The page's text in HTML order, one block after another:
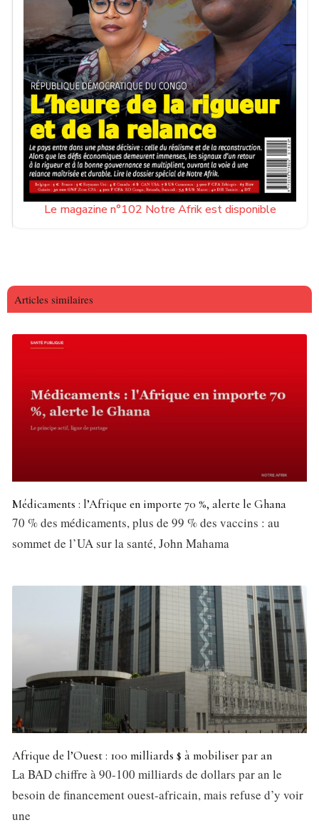
Le magazine n°102 Notre Afrik est disponible
Articles similaires
Médicaments : l’Afrique en importe 70 %, alerte le Ghana
70 % des médicaments, plus de 99 % des vaccins : au
sommet de l’UA sur la santé, John Mahama
Afrique de l’Ouest : 100 milliards $ à mobiliser par an
La BAD chiffre à 90-100 milliards de dollars par an le
besoin de financement ouest-africain, mais refuse d’y voir
une